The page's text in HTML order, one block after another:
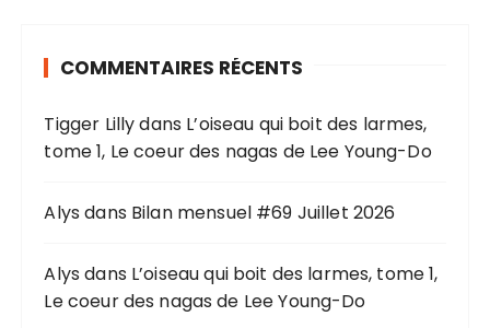
e
p
u
:
COMMENTAIRES RÉCENTS
Tigger Lillydans L’oiseau qui boit des larmes,
tome 1, Le coeur des nagas de Lee Young-Do
Alys dans Bilan mensuel #69 Juillet 2026
Alys dans L’oiseau qui boit des larmes, tome 1,
Le coeur des nagas de Lee Young-Do